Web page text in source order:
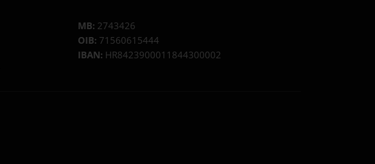
MB: 2743426
OIB: 71560615444
IBAN: HR8423900011844300002